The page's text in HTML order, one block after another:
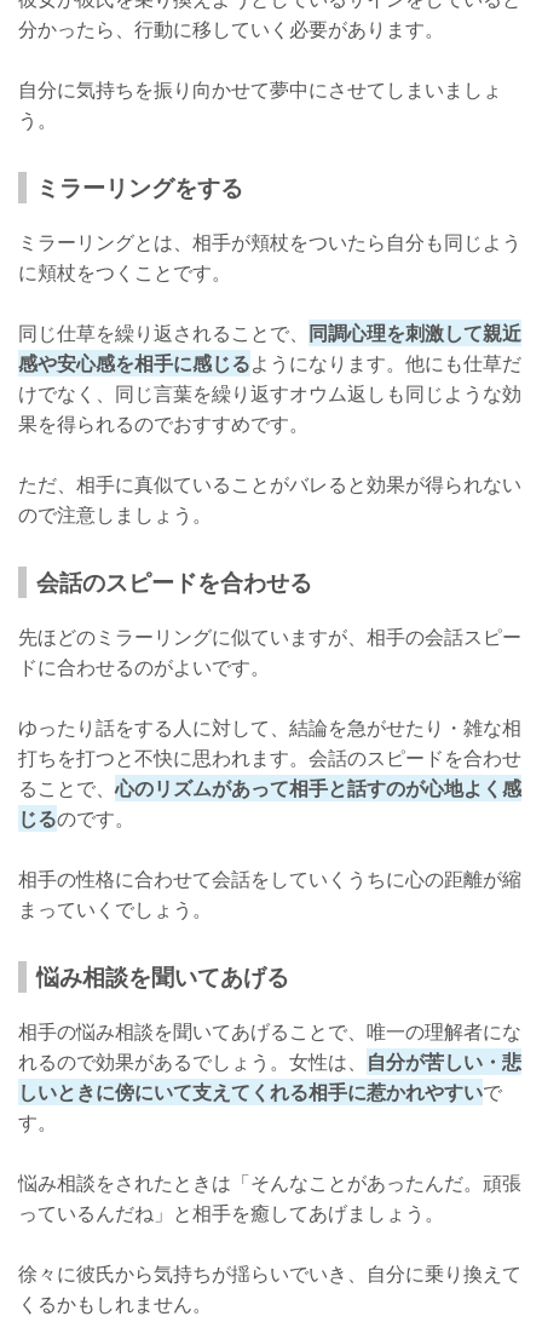
分かったら、行動に移していく必要があります。
自分に気持ちを振り向かせて夢中にさせてしまいましょ
う。
ミラーリングをする
ミラーリングとは、相手が頬杖をついたら自分も同じよう
に頬杖をつくことです。
同じ仕草を繰り返されることで、 同調心理を刺激して親近
感や安心感を相手に感じるようになります。他にも仕草だ
けでなく、同じ言葉を繰り返すオウム返しも同じような効
果を得られるのでおすすめです。
ただ、相手に真似ていることがバレると効果が得られない
ので注意しましょう。
会話のスピードを合わせる
先ほどのミラーリングに似ていますが、相手の会話スピー
ドに合わせるのがよいです。
ゆったり話をする人に対して、結論を急がせたり・雑な相
打ちを打つと不快に思われます。会話のスピードを合わせ
ることで、心のリズムがあって相手と話すのが心地よく感
じるのです。
相手の性格に合わせて会話をしていくうちに心の距離が縮
まっていくでしょう。
悩み相談を聞いてあげる
相手の悩み相談を聞いてあげることで、唯一の理解者にな
れるので効果があるでしょう。女性は、 自分が苦しい・悲
しいときに傍にいて支えてくれる相手に惹かれやすいで
す。
悩み相談をされたときは「そんなことがあったんだ。頑張
っているんだね」と相手を癒してあげましょう。
徐々に彼氏から気持ちが揺らいでいき、自分に乗り換えて
くるかもしれません。